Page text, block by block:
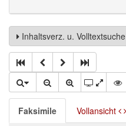
Inhaltsverz. u. Volltextsuche
Faksimile Vollansicht